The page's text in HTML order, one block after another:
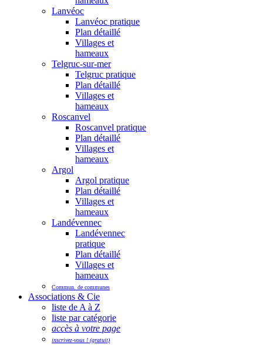
Lanvéoc
Lanvéoc pratique
Plan détaillé
Villages et
hameaux
Telgruc-sur-mer
Telgruc pratique
Plan détaillé
Villages et
hameaux
Roscanvel
Roscanvel pratique
Plan détaillé
Villages et
hameaux
Argol
Argol pratique
Plan détaillé
Villages et
hameaux
Landévennec
Landévennec
pratique
Plan détaillé
Villages et
hameaux
Commun. de communes
Associations & Cie
liste de A à Z
liste par catégorie
accès à votre page
inscrivez-vous ! (gratuit)